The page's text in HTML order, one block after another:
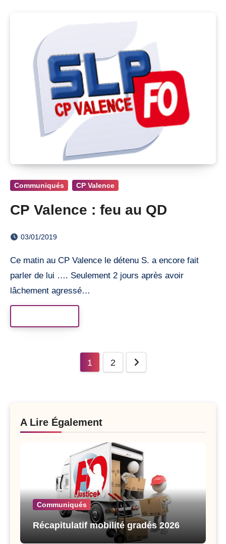
Communiqués CP Valence
CP Valence : feu au QD
03/01/2019
Ce matin au CP Valence le détenu S. a encore fait
parler de lui …. Seulement 2 jours après avoir
lâchement agressé…
1 2
A Lire Également
Communiqués
Récapitulatif mobilité gradés 2026